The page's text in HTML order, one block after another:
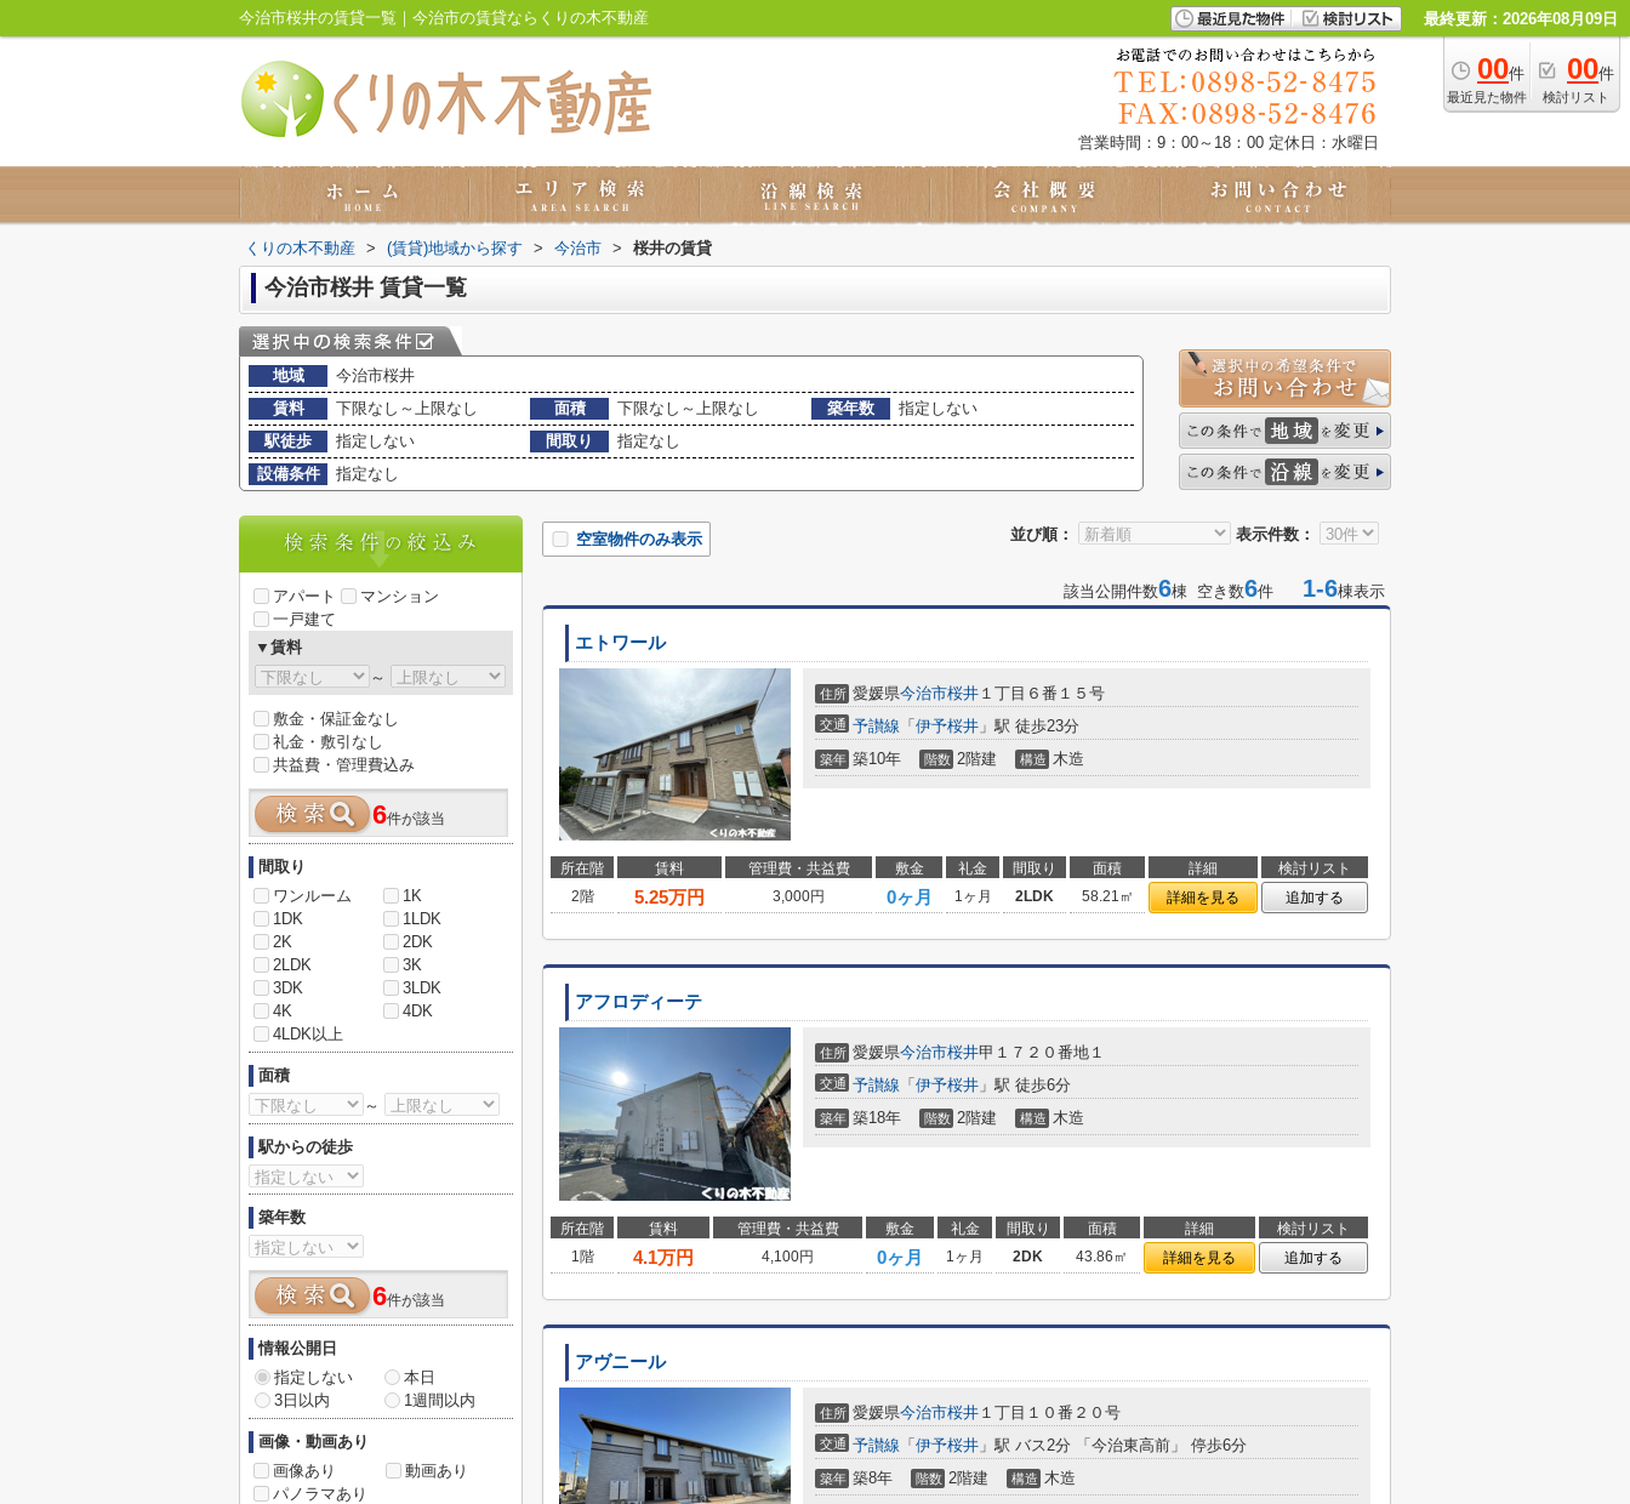
今治市桜井の賃貸一覧｜今治市の賃貸ならくりの木不動産 最終更新：2026年08月09日
00件
最近見た物件
00件
検討リスト
営業時間：9：00～18：00 定休日：水曜日
くりの木不動産 > (賃貸)地域から探す > 今治市 > 桜井の賃貸
今治市桜井 賃貸一覧
地域
今治市桜井
賃料
下限なし～上限なし 面積 下限なし～上限なし 築年数
指定しない
駅徒歩
指定しない 間取り
指定なし
設備条件
指定なし
並び順： 表示件数：
空室物件のみ表示
該当公開件数6棟 空き数6件 1-6棟表示
エトワール
住所 愛媛県今治市桜井 １丁目６番１５号
交通 予讃線 「 伊予桜井 」駅 徒歩23分
築年 築10年 階数 2階建 構造 木造
所在階 賃料 管理費・共益費 敷金 礼金 間取り 面積 詳細
検討リスト
2階
5.25万円 3,000円 0ヶ月 1ヶ月 2LDK 58.21㎡ 詳細を見る 追加する
アフロディーテ
住所 愛媛県今治市桜井甲１７２０番地１
交通 予讃線 「 伊予桜井 」駅 徒歩6分
築年 築18年 階数 2階建 構造 木造
所在階 賃料 管理費・共益費 敷金 礼金 間取り 面積 詳細
検討リスト
1階
4.1万円 4,100円 0ヶ月 1ヶ月 2DK 43.86㎡ 詳細を見る 追加する
アヴニール
住所 愛媛県今治市桜井 １丁目１０番２０号
交通 予讃線 「 伊予桜井 」駅 バス2分 「今治東高前」 停歩6分
築年 築8年 階数 2階建 構造 木造
アパート
マンション
一戸建て
▼賃料
～
敷金・保証金なし
礼金・敷引なし
共益費・管理費込み
6件が該当
間取り
ワンルーム
1K
1DK
1LDK
2K
2DK
2LDK
3K
3DK
3LDK
4K
4DK
4LDK以上
面積
～
駅からの徒歩
築年数
6件が該当
情報公開日
指定しない
本日
3日以内
1週間以内
画像・動画あり
画像あり
動画あり
パノラマあり